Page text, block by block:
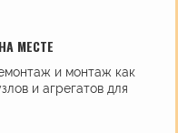
МЕСТЕ
и монтаж как
и агрегатов для